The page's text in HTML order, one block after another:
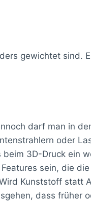
gewichtet sind.
darf man in
oder
3D-Druck ein
sein, die
Kunststoff statt
dass früher